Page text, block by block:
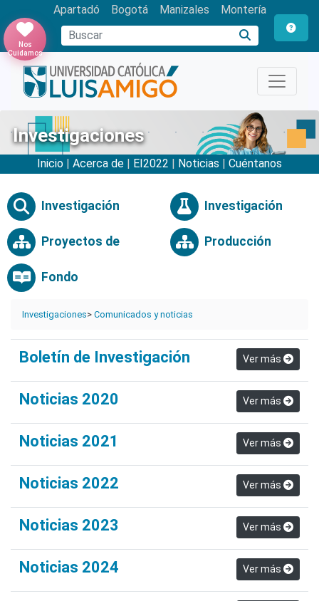
Apartadó Bogotá Manizales Montería
Buscar
Nos
Cuidamos
Investigaciones
Inicio | Acerca de | EI2022 | Noticias | Cuéntanos
Investigación Investigación
Proyectos de Producción
Fondo
Investigaciones> Comunicados y noticias
Boletín de Investigación Ver más
Noticias 2020 Ver más
Noticias 2021 Ver más
Noticias 2022 Ver más
Noticias 2023 Ver más
Noticias 2024 Ver más